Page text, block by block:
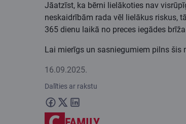
Jāatzīst, ka bērni lielākoties nav
neskaidrībām rada vēl lielākus riskus,
365 dienu laikā no preces iegādes
Lai mierīgs un sasniegumiem pilns šis
16.09.2025.
Dalīties ar rakstu